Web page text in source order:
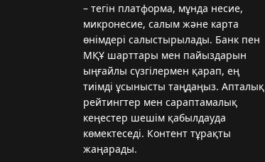
– тегін платформа, мұнда несие,
микронесиe, салым және карта
өнімдері салыстырылады. Банк пен
МҚҰ шарттары мен пайыздарын
ыңғайлы сүзгілермен қарап, ең
тиімді ұсынысты таңдаңыз. Апталық
рейтингтер мен сараптамалық
кеңестер шешім қабылдауда
көмектеседі. Контент тұрақты
жаңарады.